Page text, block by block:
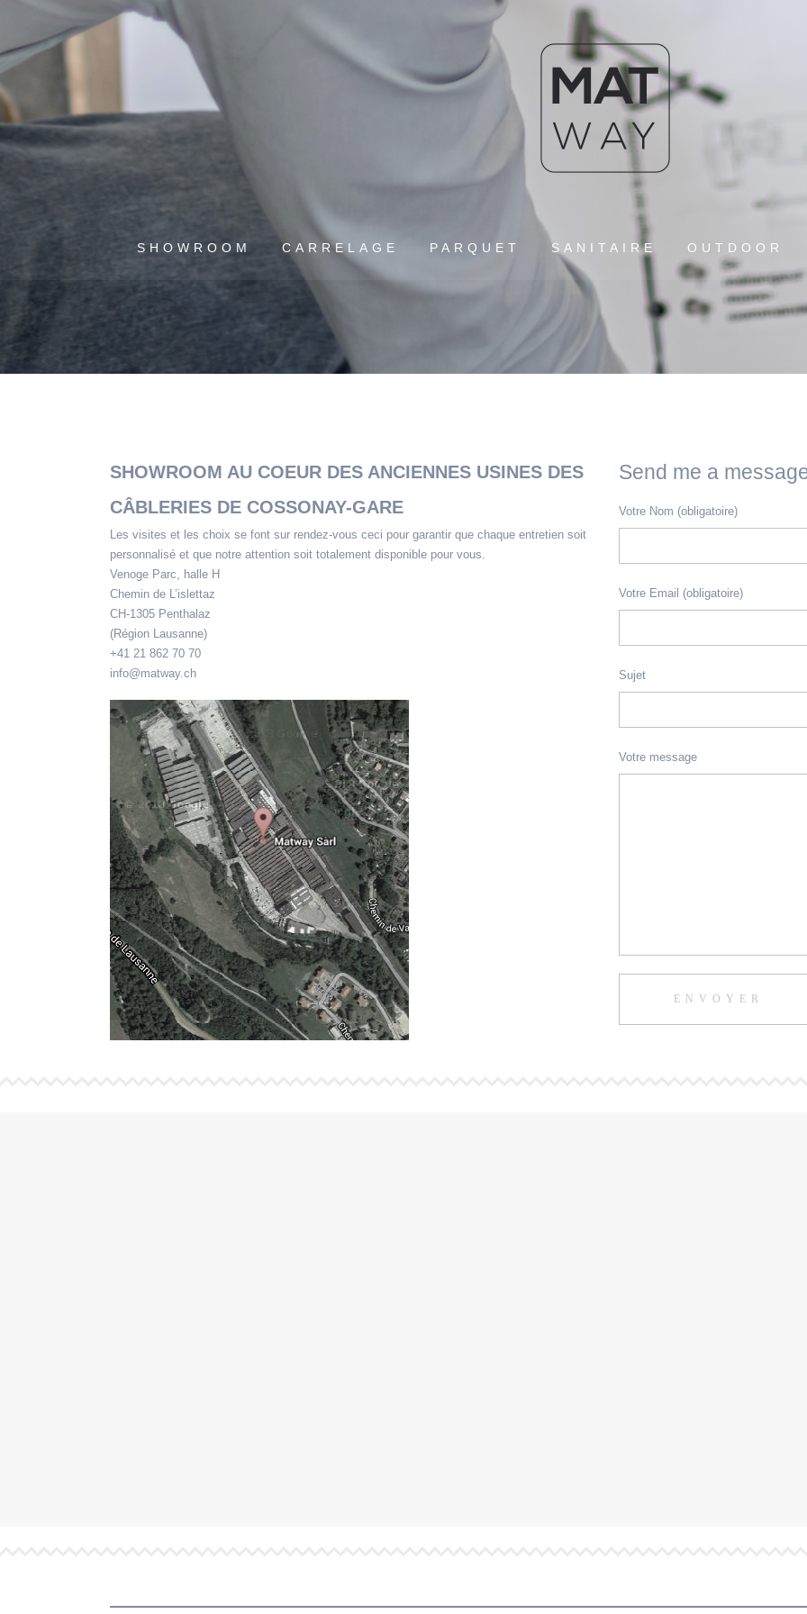
SHOWROOM CARRELAGE PARQUET SANITAIRE OUTDOOR
SHOWROOM AU COEUR DES ANCIENNES USINES DES
CÂBLERIES DE COSSONAY-GARE
Les visites et les choix se font sur rendez-vous ceci pour garantir que chaque entretien soit
personnalisé et que notre attention soit totalement disponible pour vous.
Venoge Parc, halle H
Chemin de L’islettaz
CH-1305 Penthalaz
(Région Lausanne)
+41 21 862 70 70
info@matway.ch
Send me a
Votre Nom (obligatoire)
Votre Email (obligatoire)
Sujet
Votre message